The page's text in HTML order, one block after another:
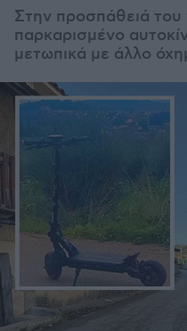
Στην προσπάθειά του
παρκαρισμένo
μετωπικά με άλλο